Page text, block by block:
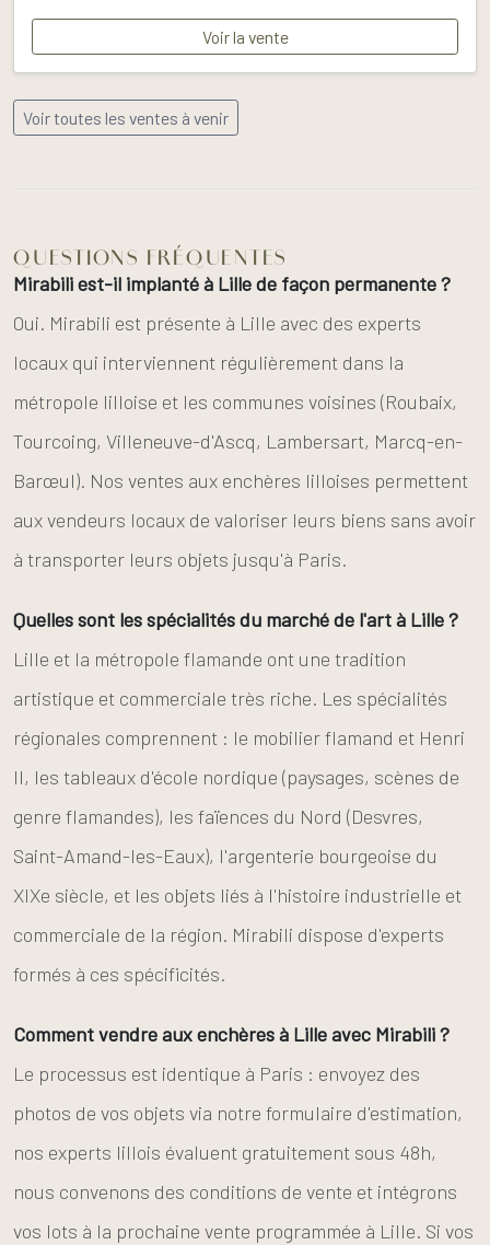
Voir la vente
Voir toutes les ventes à venir
QUESTIONS FRÉQUENTES
Mirabili est-il implanté à Lille de façon permanente ?
Oui. Mirabili est présente à Lille avec des experts
locaux qui interviennent régulièrement dans la
métropole lilloise et les communes voisines (Roubaix,
Tourcoing, Villeneuve-d'Ascq, Lambersart, Marcq-en-
Barœul). Nos ventes aux enchères lilloises permettent
aux vendeurs locaux de valoriser leurs biens sans avoir
à transporter leurs objets jusqu'à Paris.
Quelles sont les spécialités du marché de l'art à Lille ?
Lille et la métropole flamande ont une tradition
artistique et commerciale très riche. Les spécialités
régionales comprennent : le mobilier flamand et Henri
II, les tableaux d'école nordique (paysages, scènes de
genre flamandes), les faïences du Nord (Desvres,
Saint-Amand-les-Eaux), l'argenterie bourgeoise du
XIXe siècle, et les objets liés à l'histoire industrielle et
commerciale de la région. Mirabili dispose d'experts
formés à ces spécificités.
Comment vendre aux enchères à Lille avec Mirabili ?
Le processus est identique à Paris : envoyez des
photos de vos objets via notre formulaire d'estimation,
nos experts lillois évaluent gratuitement sous 48h,
nous convenons des conditions de vente et intégrons
vos lots à la prochaine vente programmée à Lille. Si vos